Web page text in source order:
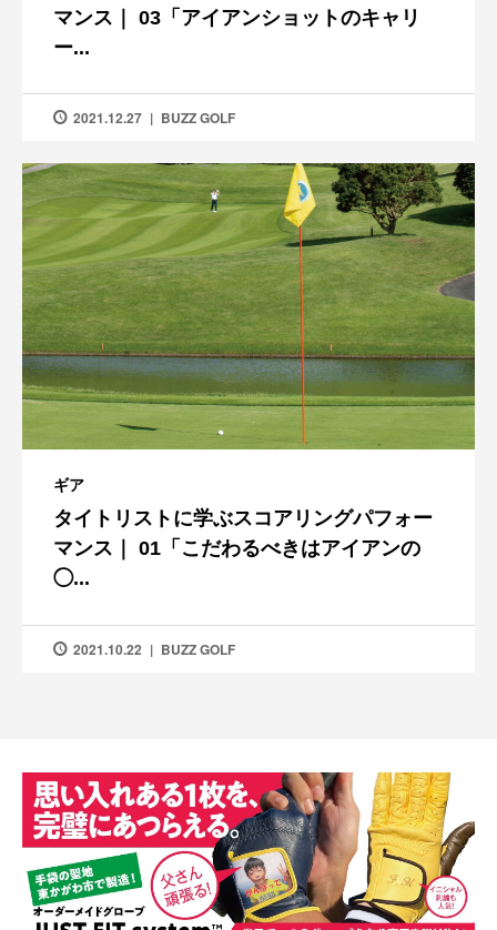
マンス｜ 03「アイアンショットのキャリ
ー...
2021.12.27 BUZZ GOLF
ギア
タイトリストに学ぶスコアリングパフォー
マンス｜ 01「こだわるべきはアイアンの
◯...
2021.10.22 BUZZ GOLF